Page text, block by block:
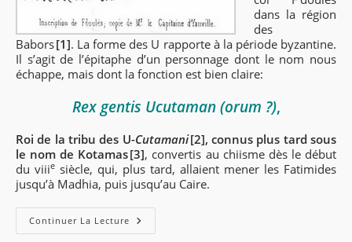
dans la région
des
Babors[1]. La forme des U rapporte à la période byzantine.
Il s’agit de l’épitaphe d’un personnage dont le nom nous
échappe, mais dont la fonction est bien claire:
Rexgentis Ucutaman (orum ?),
Roi de la tribu des U-Cutamani[2], connus plus tard sous
le nom de Kotamas [3], convertis au chiisme dès le début
du viiie siècle, qui, plus tard, allaient mener les Fatimides
jusqu’à Madhia, puis jusqu’au Caire.
Continuer La Lecture Kotama
/